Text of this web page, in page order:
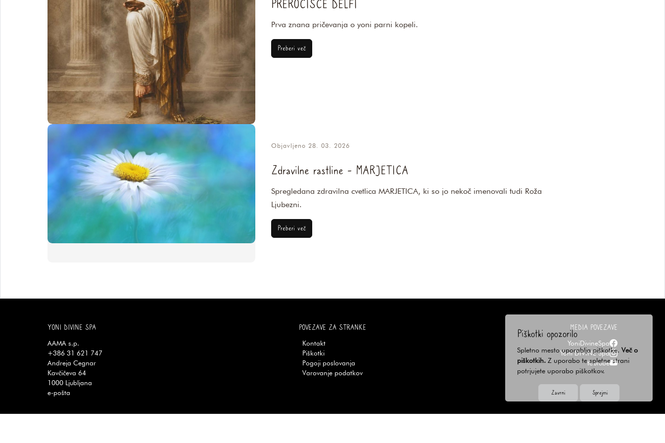
PREROČIŠČE DELFI
Prva znana pričevanja o yoni parni kopeli.
Preberi več
Objavljeno 28. 03. 2026
Zdravilne rastline - MARJETICA
Spregledana zdravilna cvetlica MARJETICA, ki so jo nekoč imenovali tudi Roža
Ljubezni.
Preberi več
YONI DIVINE SPA
AAMA s.p.
+386 31 621 747
Andreja Cegnar
Kavčičeva 64
1000 Ljubljana
e-pošta
POVEZAVE ZA STRANKE
Kontakt
Piškotki
Pogoji poslovanja
Varovanje podatkov
MEDIA POVEZAVE
YoniDivineSpa
Yoni DIVINE Spa
Youtube
Piškotki opozorilo
Spletno mesto uporablja piškotke. Več o
piškotkih. Z uporabo te spletne strani
potrjujete uporabo piškotkov.
Zavrni Sprejmi